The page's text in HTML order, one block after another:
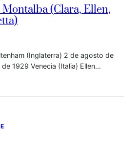
(Clara, Ellen,
(Inglaterra) 2 de agosto de
1929 Venecia (Italia) Ellen…